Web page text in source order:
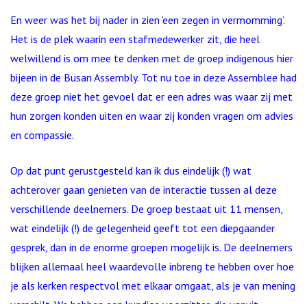
En weer was het bij nader in zien ‘een zegen in vermomming’.
Het is de plek waarin een stafmedewerker zit, die heel
welwillend is om mee te denken met de groep indigenous hier
bijeen in de Busan Assembly. Tot nu toe in deze Assemblee had
deze groep niet het gevoel dat er een adres was waar zij met
hun zorgen konden uiten en waar zij konden vragen om advies
en compassie.
Op dat punt gerustgesteld kan ik dus eindelijk (!) wat
achterover gaan genieten van de interactie tussen al deze
verschillende deelnemers. De groep bestaat uit 11 mensen,
wat eindelijk (!) de gelegenheid geeft tot een diepgaander
gesprek, dan in de enorme groepen mogelijk is. De deelnemers
blijken allemaal heel waardevolle inbreng te hebben over hoe
je als kerken respectvol met elkaar omgaat, als je van mening